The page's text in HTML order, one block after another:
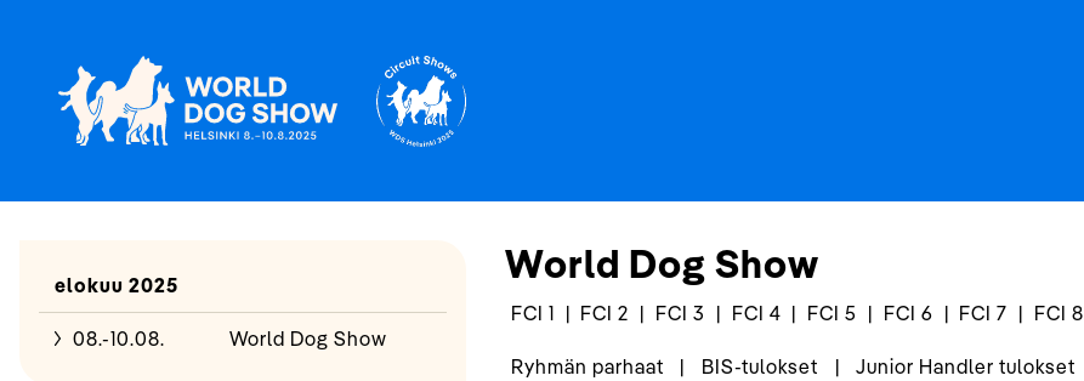
elokuu 2025
08.-10.08. World Dog Show
World Dog Show
FCI 1 | FCI 2 | FCI 3 | FCI 4 | FCI 5 | FCI 6 | FCI 7 | FCI 8
Ryhmän parhaat | BIS-tulokset | Junior Handler tulokset